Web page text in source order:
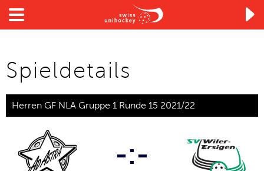

Spieldetails
Herren GF NLA Gruppe 1 Runde 15 2021/22
-:-